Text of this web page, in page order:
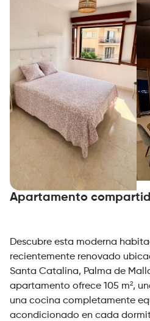
Apartamento
Descubre esta moderna
recientemente renovado
Santa Catalina, Palma de
apartamento ofrece 105 m²,
una cocina completamente
acondicionado en cada